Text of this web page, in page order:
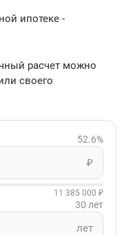
ипотеке -
расчет можно
своего
52.6%
₽
11 385 000 ₽
30 лет
лет